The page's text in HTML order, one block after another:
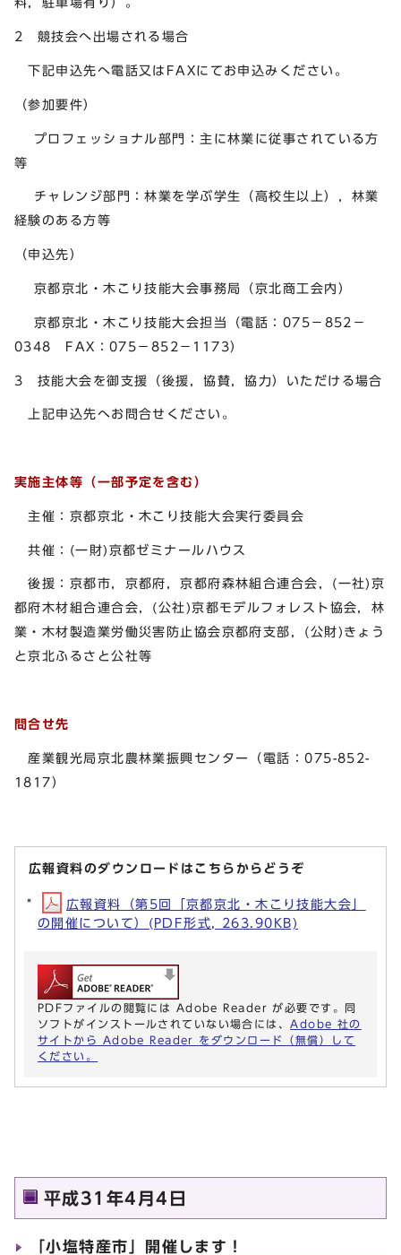
2 競技会へ出場される場合
下記申込先へ電話又はFAXにてお申込みください。
（参加要件）
プロフェッショナル部門：主に林業に従事されている方
等
チャレンジ部門：林業を学ぶ学生（高校生以上），林業
経験のある方等
（申込先）
京都京北・木こり技能大会事務局（京北商工会内）
京都京北・木こり技能大会担当（電話：075－852－
0348 FAX：075－852－1173）
3 技能大会を御支援（後援，協賛，協力）いただける場合
上記申込先へお問合せください。
実施主体等（一部予定を含む）
主催：京都京北・木こり技能大会実行委員会
共催：(一財)京都ゼミナールハウス
後援：京都市，京都府，京都府森林組合連合会，(一社)京
都府木材組合連合会，(公社)京都モデルフォレスト協会，林
業・木材製造業労働災害防止協会京都府支部，(公財)きょう
と京北ふるさと公社等
問合せ先
産業観光局京北農林業振興センター（電話：075-852-
1817）
広報資料のダウンロードはこちらからどうぞ
広報資料（第5回「京都京北・木こり技能大会」
の開催について）(PDF形式, 263.90KB)
PDFファイルの閲覧には Adobe Reader が必要です。同
ソフトがインストールされていない場合には、 Adobe 社の
サイトから Adobe Reader をダウンロード（無償）して
ください。
平成31年4月4日
「小塩特産市」開催します！